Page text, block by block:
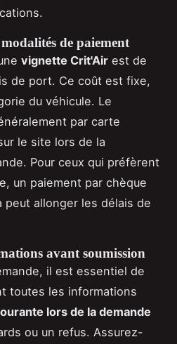
de paiement
vignette Crit'Air est de
de port. Ce coût est fixe,
du véhicule. Le
par carte
le site lors de la
Pour ceux qui préfèrent
un paiement par chèque
peut allonger les délais de
avant soumission
il est essentiel de
toutes les informations
lors de la demande
ou un refus. Assurez-